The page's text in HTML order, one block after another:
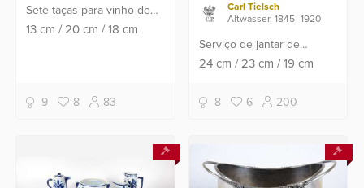
Sete taças para vinho de
cristal lapidado em
13cm/20cm/18cm
9 8 83
Carl Tielsch
Altwasser, 1845 -1920
Serviço de jantar de
porcelana alemã na cor
dourados, composto de: 22
pratos rasos, 11 pratos
24 cm /23 cm /19 cm
8 6 200